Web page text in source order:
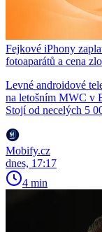
Fejkové iPhony
fotoaparátů a cena
Levné androidové
na letošním MWC v
Stojí od necelých 5
Mobify.cz
dnes, 17:17
4 min